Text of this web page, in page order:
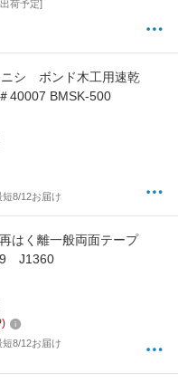
荷予定]
ニシ ボンド木工用速乾
40007 BMSK-500
8/12お届け
はく離一般両面テープ
J1360
8/12お届け